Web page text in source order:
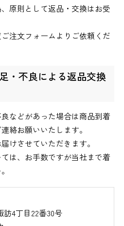
原則として返品・交換はお受
注文フォームよりご依頼くだ
・不良による返品交換
などがあった場合は商品到着
絡お願いいたします。
けさせていただきます。
は、お手数ですが当社まで着
4丁目22番30号